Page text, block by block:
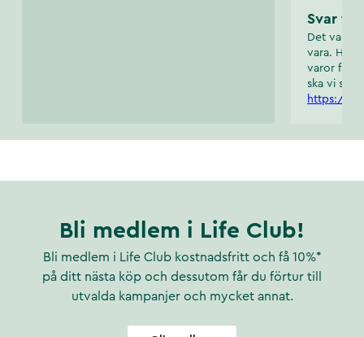
Svar
Det var
vara. Hör
varor från
ska vi
https://
Bli medlem i Life Club!
Bli medlem i Life Club kostnadsfritt och få 10%*
på ditt nästa köp och dessutom får du förtur till
utvalda kampanjer och mycket annat.